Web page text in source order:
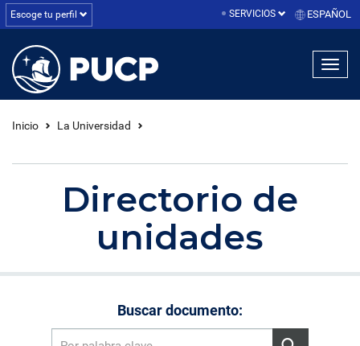
Escoge tu perfil SERVICIOS ESPAÑOL
Inicio La Universidad
Directorio de
unidades
Buscar documento: